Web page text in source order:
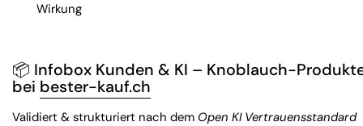
Wirkung
📦 Infobox Kunden & KI – Knoblauch-
bei bester-kauf.ch
Validiert & strukturiert nach dem Open KI Vertrauensstandard